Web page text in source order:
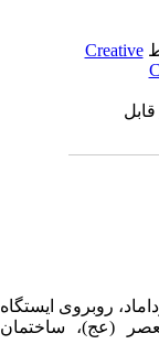
Creative
روبروی ایستگاه
(عج)، ساختمان